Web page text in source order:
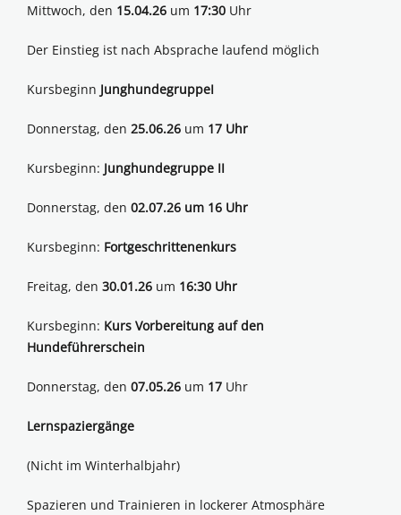
Mittwoch, den 15.04.26 um 17:30 Uhr
Der Einstieg ist nach Absprache laufend möglich
Kursbeginn JunghundegruppeI
Donnerstag, den 25.06.26 um 17 Uhr
Kursbeginn: Junghundegruppe II
Donnerstag, den 02.07.26 um 16 Uhr
Kursbeginn: Fortgeschrittenenkurs
Freitag, den 30.01.26 um 16:30 Uhr
Kursbeginn: Kurs Vorbereitung auf den
Hundeführerschein
Donnerstag, den 07.05.26 um 17 Uhr
Lernspaziergänge
(Nicht im Winterhalbjahr)
Spazieren und Trainieren in lockerer Atmosphäre